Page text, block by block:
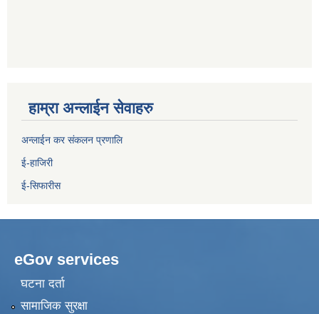
हाम्रा अन्लाईन सेवाहरु
अन्लाईन कर संकलन प्रणालि
ई-हाजिरी
ई-सिफारीस
eGov services
घटना दर्ता
सामाजिक सुरक्षा